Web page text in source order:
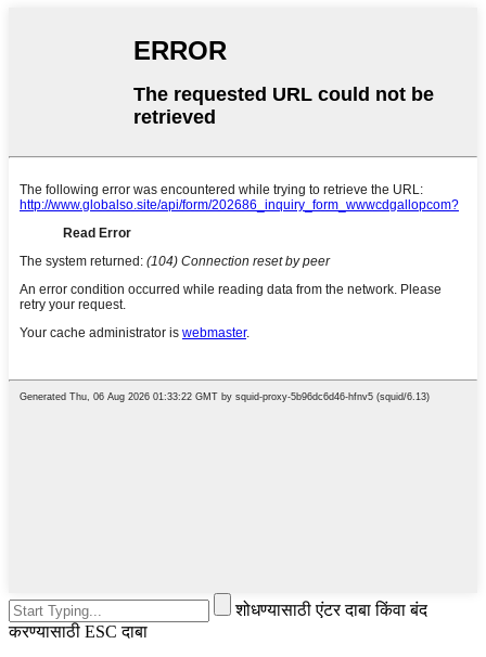
शोधण्यासाठी एंटर दाबा किंवा बंद
करण्यासाठी ESC दाबा